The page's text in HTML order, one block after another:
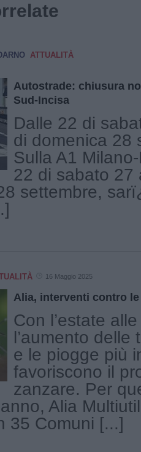
ATTUALITÀ
Autostrade: chiusura
Sud-Incisa
Dalle 22 di
di domenica 28
Sulla A1
22 di sabato 27
settembre,
16 Maggio 2025
Alia, interventi contro le
Con l’estate
l’aumento delle
e le piogge più
favoriscono il
zanzare. Per
Alia
35 Comuni [...]